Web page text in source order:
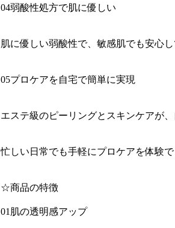
04弱酸性処方で肌に優しい
肌に優しい弱酸性で、敏感肌でも安心し
05プロケアを自宅で簡単に実現
エステ級のピーリングとスキンケアが
忙しい日常でも手軽にプロケアを体験で
☆商品の特徴
01肌の透明感アップ